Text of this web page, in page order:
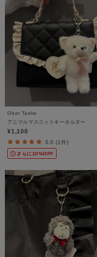
Ober Tashe
アニマルマスコットキーホルダー
¥1,100
5.0 (1件)
さらに10%OFF